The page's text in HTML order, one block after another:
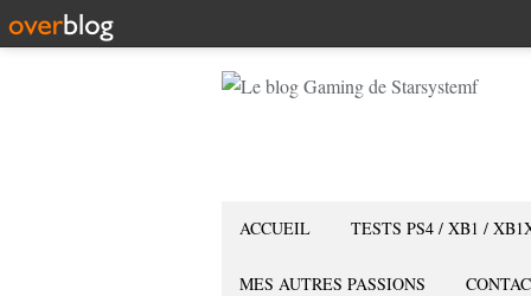
ACCUEIL TESTS PS4 / XB1 /
MES AUTRES PASSIONS